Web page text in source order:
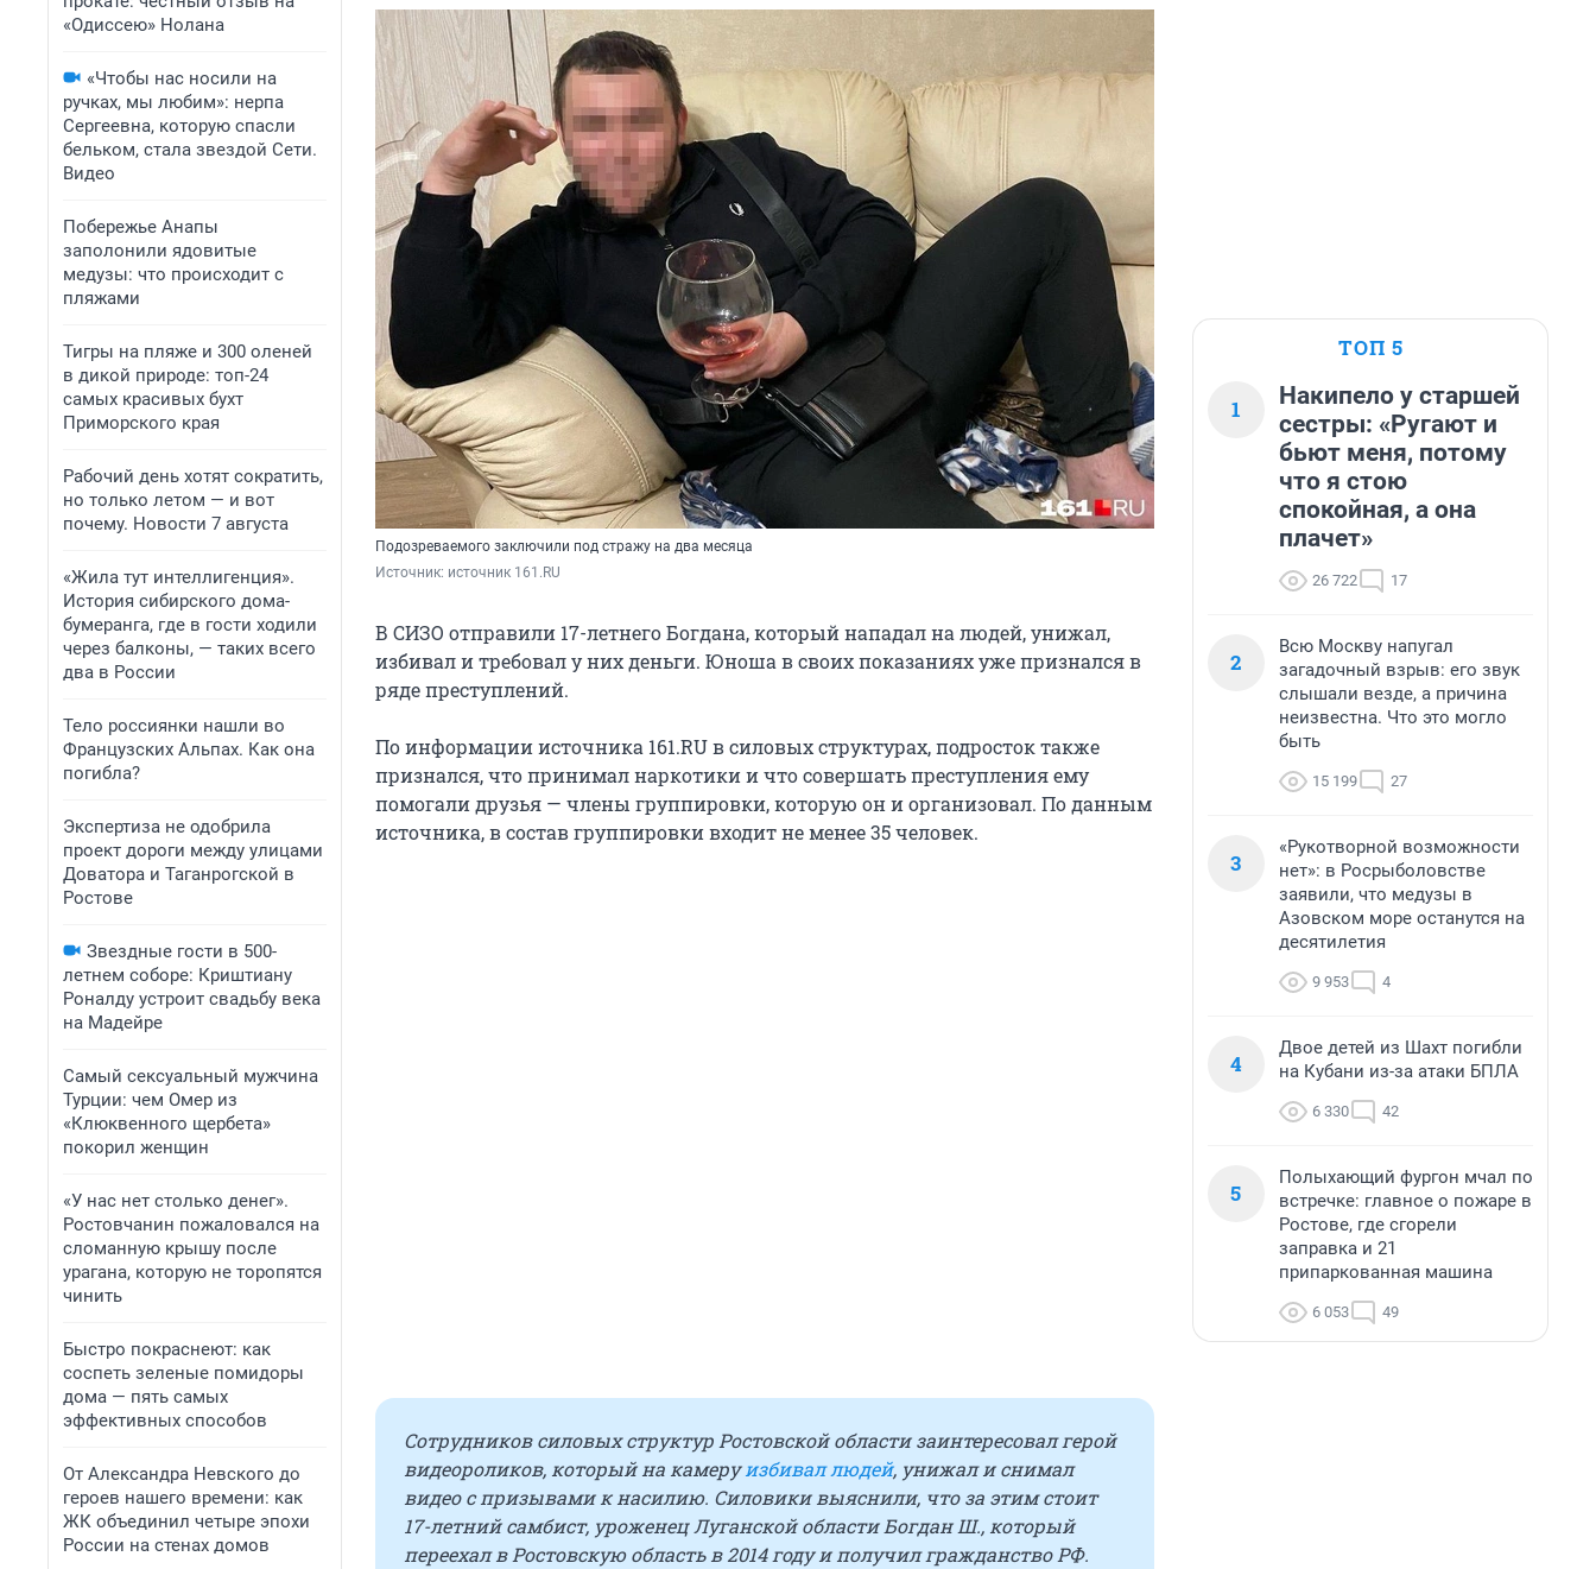
«Одиссею» Нолана
«Чтобы нас носили на
ручках, мы любим»: нерпа
Сергеевна, которую спасли
бельком, стала звездой Сети.
Видео
Побережье Анапы
заполонили ядовитые
медузы: что происходит с
пляжами
Тигры на пляже и 300 оленей
в дикой природе: топ-24
самых красивых бухт
Приморского края
Рабочий день хотят сократить,
но только летом — и вот
почему. Новости 7 августа
«Жила тут интеллигенция».
История сибирского дома-
бумеранга, где в гости ходили
через балконы, — таких всего
два в России
Тело россиянки нашли во
Французских Альпах. Как она
погибла?
Экспертиза не одобрила
проект дороги между улицами
Доватора и Таганрогской в
Ростове
Звездные гости в 500-
летнем соборе: Криштиану
Роналду устроит свадьбу века
на Мадейре
Самый сексуальный мужчина
Турции: чем Омер из
«Клюквенного щербета»
покорил женщин
«У нас нет столько денег».
Ростовчанин пожаловался на
сломанную крышу после
урагана, которую не торопятся
чинить
Быстро покраснеют: как
соспеть зеленые помидоры
дома — пять самых
эффективных способов
От Александра Невского до
героев нашего времени: как
ЖК объединил четыре эпохи
России на стенах домов
Подозреваемого заключили под стражу на два месяца
Источник: источник 161.RU
В СИЗО отправили 17-летнего Богдана, который нападал на людей, унижал,
избивал и требовал у них деньги. Юноша в своих показаниях уже признался в
ряде преступлений.
По информации источника 161.RU в силовых структурах, подросток также
признался, что принимал наркотики и что совершать преступления ему
помогали друзья — члены группировки, которую он и организовал. По данным
источника, в состав группировки входит не менее 35 человек.
Сотрудников силовых структур Ростовской области заинтересовал герой
видеороликов, который на камеруизбивал людей, унижал и снимал
видео с призывами к насилию. Силовики выяснили, что за этим стоит
17-летний самбист, уроженец Луганской области Богдан Ш., который
переехал в Ростовскую область в 2014 году и получил гражданство РФ.
ТОП 5
1
Накипело у старшей
сестры: «Ругают и
бьют меня, потому
что я стою
спокойная, а она
плачет»
26 722 17
2
Всю Москву напугал
загадочный взрыв: его звук
слышали везде, а причина
неизвестна. Что это могло
быть
15 199 27
3
«Рукотворной возможности
нет»: в Росрыболовстве
заявили, что медузы в
Азовском море останутся на
десятилетия
9 953 4
4
Двое детей из Шахт погибли
на Кубани из-за атаки БПЛА
6 330 42
5
Полыхающий фургон мчал по
встречке: главное о пожаре в
Ростове, где сгорели
заправка и 21
припаркованная машина
6 053 49